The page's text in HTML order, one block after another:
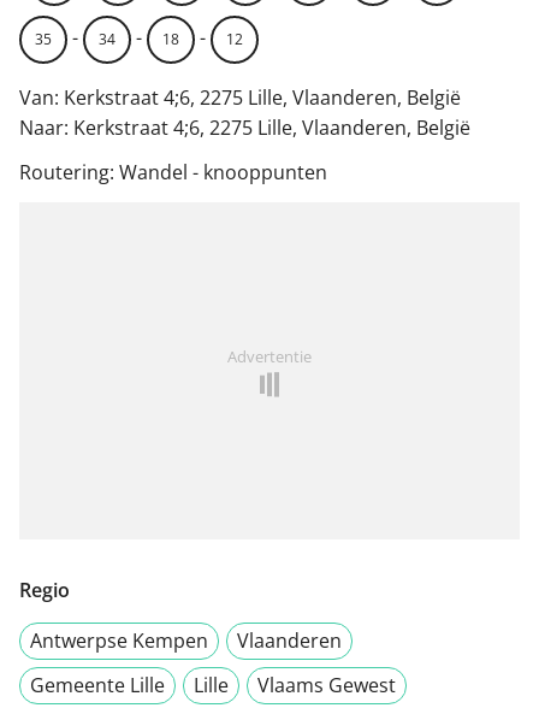
35 - 34 - 18 - 12
Van: Kerkstraat 4;6, 2275 Lille, Vlaanderen, België
Naar: Kerkstraat 4;6, 2275 Lille, Vlaanderen, België
Routering: Wandel - knooppunten
Advertentie
Regio
Antwerpse Kempen
Vlaanderen
Gemeente Lille
Lille Vlaams Gewest